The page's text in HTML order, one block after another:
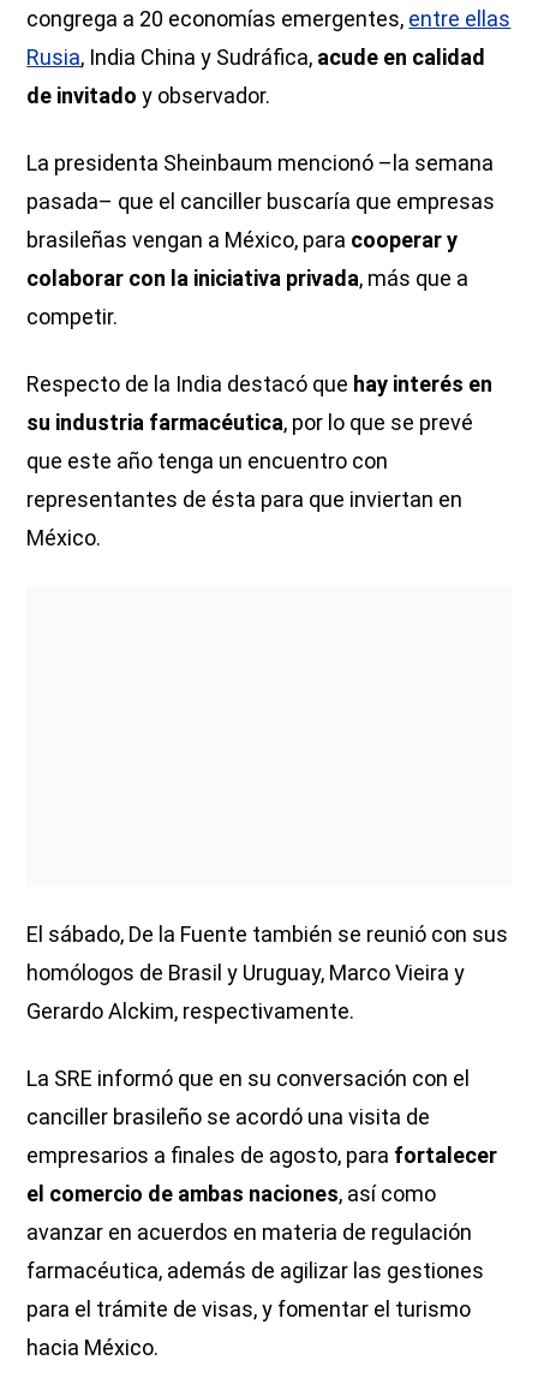
congrega a 20 economías emergentes, entre ellas
Rusia, India China y Sudráfica, acude en calidad
de invitado y observador.
La presidenta Sheinbaum mencionó –la semana
pasada– que el canciller buscaría que empresas
brasileñas vengan a México, para cooperar y
colaborar con la iniciativa privada, más que a
competir.
Respecto de la India destacó que hay interés en
su industria farmacéutica, por lo que se prevé
que este año tenga un encuentro con
representantes de ésta para que inviertan en
México.
El sábado, De la Fuente también se reunió con sus
homólogos de Brasil y Uruguay, Marco Vieira y
Gerardo Alckim, respectivamente.
La SRE informó que en su conversación con el
canciller brasileño se acordó una visita de
empresarios a finales de agosto, para fortalecer
el comercio de ambas naciones, así como
avanzar en acuerdos en materia de regulación
farmacéutica, además de agilizar las gestiones
para el trámite de visas, y fomentar el turismo
hacia México.